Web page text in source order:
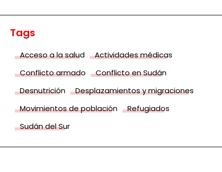
Tags
Acceso a la salud
Actividades médicas
Conflicto armado
Conflicto en Sudán
Desnutrición
Desplazamientos y migraciones
Movimientos de población
Refugiados
Sudán del Sur